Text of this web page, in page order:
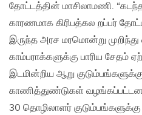
தோட்டத்தின் மாசிலாமணி.
காரணமாக கிரிபத்கல றப்பர்
இருந்த அரச மரமொன்று
காம்பராக்களுக்கு பாரிய சேதம்
இடமின்றிய ஆறு
காணித்துண்டுகள்
30 தொழிலாளர்